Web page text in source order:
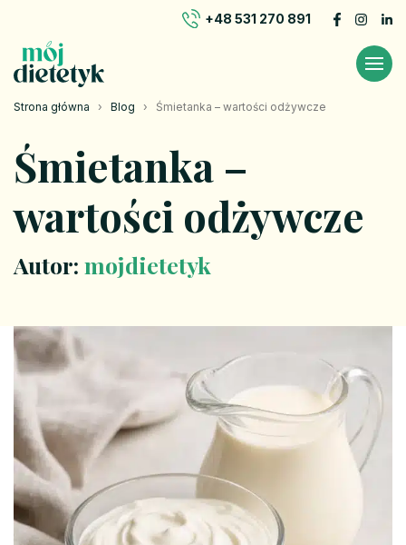
+48 531 270 891
Strona główna › Blog › Śmietanka – wartości odżywcze
Śmietanka –
wartości odżywcze
Autor: mojdietetyk